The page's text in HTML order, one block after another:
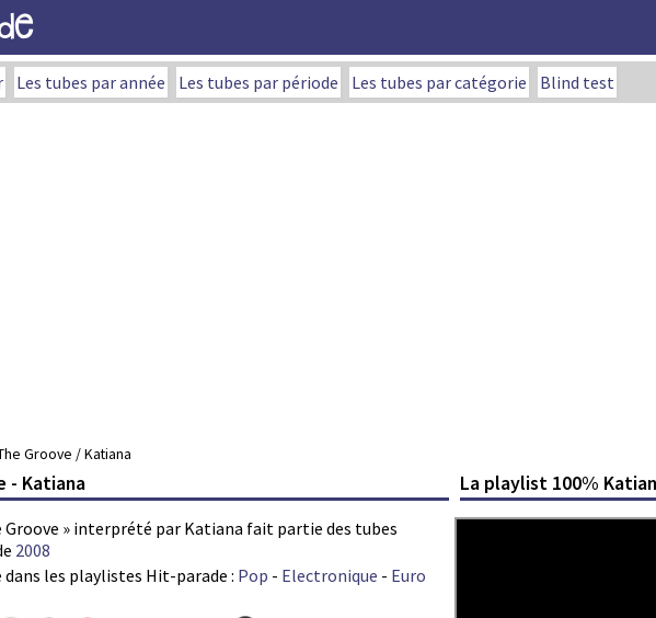
Les tubes par année Les tubes par période Les tubes par catégorie Blind test
Groove / Katiana
- Katiana
» interprété par Katiana fait partie des tubes
2008
les playlistes Hit-parade : Pop - Electronique - Euro
La playlist 100%